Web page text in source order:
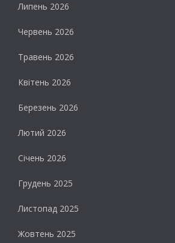
Липень 2026
Червень 2026
Травень 2026
Квітень 2026
Березень 2026
Лютий 2026
Січень 2026
Грудень 2025
Листопад 2025
Жовтень 2025